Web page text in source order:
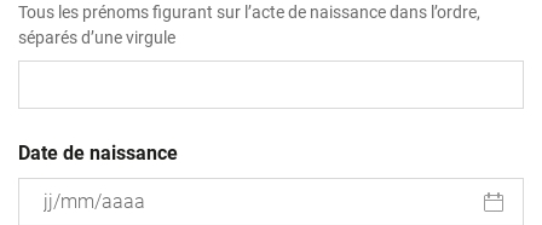
Tous les prénoms figurant sur l’acte de naissance dans l’ordre,
séparés d’une virgule
Date de naissance